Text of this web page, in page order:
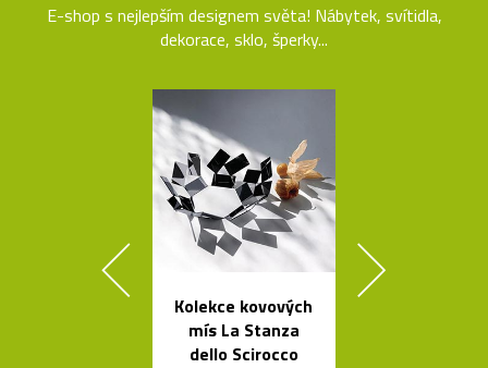
E-shop s nejlepším designem světa! Nábytek, svítidla,
dekorace, sklo, šperky...
Kolekce kovových
mís La Stanza
dello Scirocco